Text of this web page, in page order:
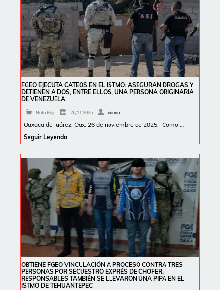
FGEO EJECUTA CATEOS EN EL ISTMO: ASEGURAN DROGAS Y
DETIENEN A DOS, ENTRE ELLOS, UNA PERSONA ORIGINARIA
DE VENEZUELA
Nota Roja 26/11/2025 admin
Oaxaca de Juárez, Oax. 26 de noviembre de 2025.- Como …
Seguir Leyendo
OBTIENE FGEO VINCULACIÓN A PROCESO CONTRA TRES
PERSONAS POR SECUESTRO EXPRÉS DE CHOFER,
RESPONSABLES TAMBIÉN SE LLEVARON UNA PIPA EN EL
ISTMO DE TEHUANTEPEC